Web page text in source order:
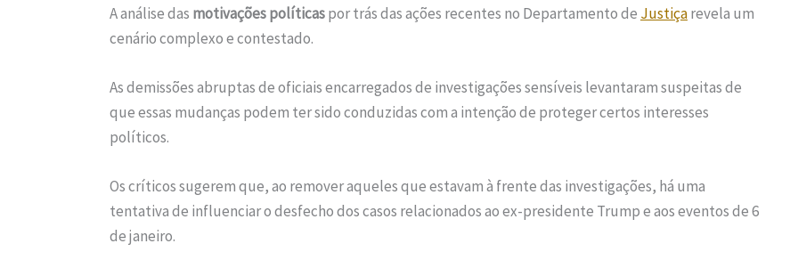
A análise das motivações políticaspor trás das ações recentes no Departamento de Justiçarevela um
cenário complexo e contestado.
As demissões abruptas de oficiais encarregados de investigações sensíveis levantaram suspeitas de
que essas mudanças podem ter sido conduzidas com a intenção de proteger certos interesses
políticos.
Os críticos sugerem que, ao remover aqueles que estavam à frente das investigações, há uma
tentativa de influenciar o desfecho dos casos relacionados ao ex-presidente Trump e aos eventos de 6
de janeiro.